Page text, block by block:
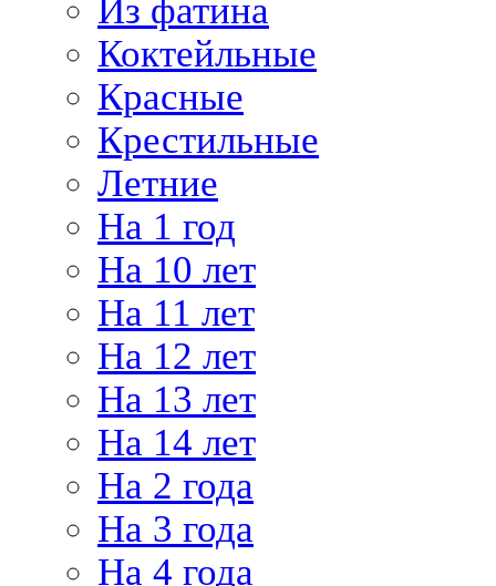
Из фатина
Коктейльные
Красные
Крестильные
Летние
На 1 год
На 10 лет
На 11 лет
На 12 лет
На 13 лет
На 14 лет
На 2 года
На 3 года
На 4 года